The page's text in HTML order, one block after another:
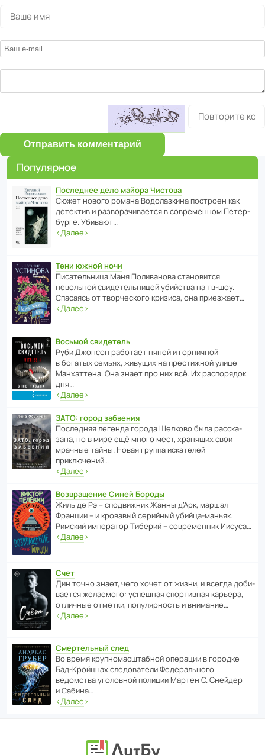
Отправить комментарий
Популярное
Последнее дело майора Чистова
Сюжет нового романа Водо­ла­з­кина пост­роен как
дете­ктив и разво­ра­чи­ва­ется в совре­менном Пете­р­
бурге. Убивают…
‹Далее›
Тени южной ночи
Писа­тель­ница Маня Поли­ва­нова стано­вится
невольной свиде­тель­ницей убийства на тв-шоу.
Спасаясь от твор­че­с­кого кризиса, она приезжает…
‹Далее›
Восьмой свидетель
Руби Джонсон рабо­тает няней и горни­чной
в богатых семьях, живущих на прес­ти­жной улице
Манх­эт­тена. Она знает про них всё. Их распо­рядок
дня…
‹Далее›
ЗАТО: город забвения
После­дняя легенда города Шелково была расска­
зана, но в мире ещё много мест, хранящих свои
мрачные тайны. Новая группа иска­телей
приключений…
‹Далее›
Возвращение Синей Бороды
Жиль де Рэ – спод­ви­жник Жанны д’Арк, маршал
Франции – и кровавый серийный убийца-маньяк.
Римский импе­ратор Тиберий – совре­менник Иисуса…
‹Далее›
Счет
Дин точно знает, чего хочет от жизни, и всегда доби­
ва­ется жела­е­мого: успе­шная спор­ти­вная карьера,
отли­чные отметки, попу­ля­р­ность и внимание…
‹Далее›
Смертельный след
Во время круп­но­мас­ш­та­бной операции в городке
Бад‑Крой­цнах следо­ва­тели Феде­раль­ного
ведомства уголо­вной полиции Мартен С. Снейдер
и Сабина…
‹Далее›